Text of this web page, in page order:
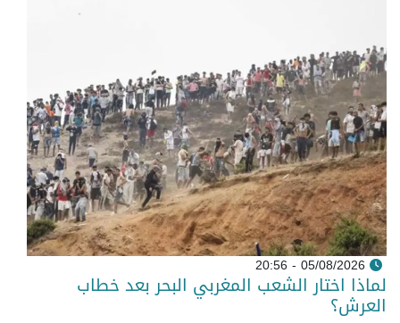
05/08/2026 - 20:56
لماذا اختار الشعب المغربي البحر بعد خطاب
العرش؟